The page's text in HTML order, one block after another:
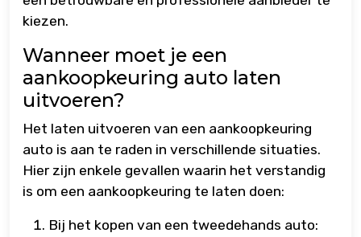
kiezen.
Wanneer moet je een
aankoopkeuring auto laten
uitvoeren?
Het laten uitvoeren van een aankoopkeuring
auto is aan te raden in verschillende situaties.
Hier zijn enkele gevallen waarin het verstandig
is om een aankoopkeuring te laten doen:
Bij het kopen van een tweedehands auto: